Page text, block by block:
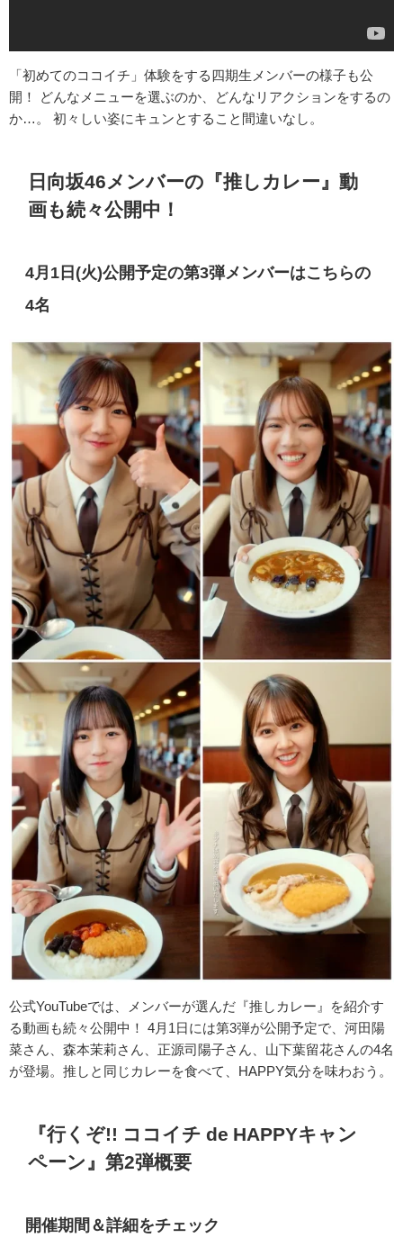
「初めてのココイチ」体験をする四期生メンバーの様子も公
開！ どんなメニューを選ぶのか、どんなリアクションをするの
か…。 初々しい姿にキュンとすること間違いなし。
日向坂46メンバーの『推しカレー』動
画も続々公開中！
4月1日(火)公開予定の第3弾メンバーはこちらの
4名
公式YouTubeでは、メンバーが選んだ『推しカレー』を紹介す
る動画も続々公開中！ 4月1日には第3弾が公開予定で、河田陽
菜さん、森本茉莉さん、正源司陽子さん、山下葉留花さんの4名
が登場。推しと同じカレーを食べて、HAPPY気分を味わおう。
『行くぞ!! ココイチ de HAPPYキャン
ペーン』第2弾概要
開催期間＆詳細をチェック